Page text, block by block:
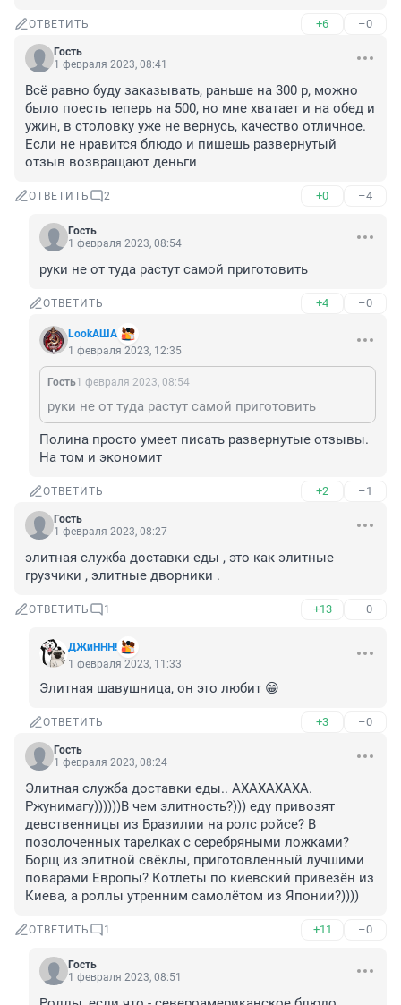
ОТВЕТИТЬ +6 –0
Гость
1 февраля 2023, 08:41
Всё равно буду заказывать, раньше на 300 р, можно
было поесть теперь на 500, но мне хватает и на обед и
ужин, в столовку уже не вернусь, качество отличное.
Если не нравится блюдо и пишешь развернутый
отзыв возвращают деньги
ОТВЕТИТЬ 2 +0 –4
Гость
1 февраля 2023, 08:54
руки не от туда растут самой приготовить
ОТВЕТИТЬ +4 –0
LookАША
1 февраля 2023, 12:35
Гость1 февраля 2023, 08:54
руки не от туда растут самой приготовить
Полина просто умеет писать развернутые отзывы.
На том и экономит
ОТВЕТИТЬ +2 –1
Гость
1 февраля 2023, 08:27
элитная служба доставки еды , это как элитные
грузчики , элитные дворники .
ОТВЕТИТЬ 1 +13 –0
ДЖиННН!
1 февраля 2023, 11:33
Элитная шавушница, он это любит 😁
ОТВЕТИТЬ +3 –0
Гость
1 февраля 2023, 08:24
Элитная служба доставки еды.. АХАХАХАХА.
Ржунимагу))))))В чем элитность?))) еду привозят
девственницы из Бразилии на ролс ройсе? В
позолоченных тарелках с серебряными ложками?
Борщ из элитной свёклы, приготовленный лучшими
поварами Европы? Котлеты по киевский привезён из
Киева, а роллы утренним самолётом из Японии?))))
ОТВЕТИТЬ 1 +11 –0
Гость
1 февраля 2023, 08:51